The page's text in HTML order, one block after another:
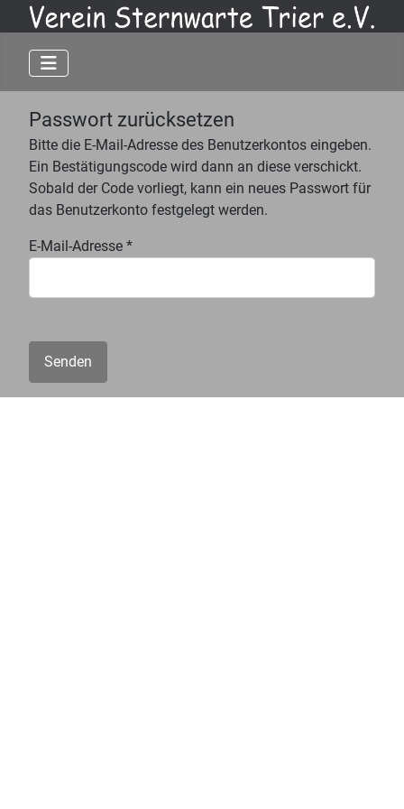
Passwort zurücksetzen
Bitte die E-Mail-Adresse des Benutzerkontos eingeben.
Ein Bestätigungscode wird dann an diese verschickt.
Sobald der Code vorliegt, kann ein neues Passwort für
das Benutzerkonto festgelegt werden.
E-Mail-Adresse *
Senden